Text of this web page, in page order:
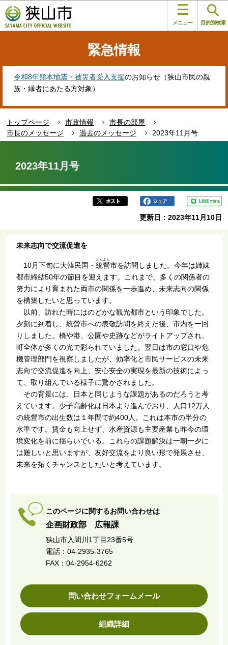
の
ペ
す
メニュー 目的別検索
緊急情報
令和8年熊本地震・被災者受入支援のお知らせ（狭山市民の親
族・縁者にあたる方対象）
トップページ 市政情報
市長の部屋
市長のメッセージ
過去のメッセージ
2023年11月号
か
2023年11月号
更新日：2023年11月10日
未来志向で交流促進を
10月下旬に大韓民国・ 統營
とんよん
市を訪問しました。今年は姉妹
都市締結50年の節目を迎えます。これまで、多くの関係者の
努力により育まれた両市の関係を一歩進め、未来志向の関係
を構築したいと思っています。
以前、訪れた時にはのどかな観光都市という印象でした。
夕刻に到着し、統營市への表敬訪問を終えた後、市内を一回
りしました。橋や港、公園や史跡などがライトアップされ、
町全体が多くの光で彩られていました。翌日は市の窓口や危
機管理部門を視察しましたが、効率化と市民サービスの未来
志向で交流促進を向上、安心安全の実現を最新の技術によっ
て、取り組んでいる様子に驚かされました。
その背景には、日本と同じような課題があるのだろうと考
えています。少子高齢化は日本より進んでおり、人口12万人
の統營市の出生数は１年間で約400人。これは本市の半分の
水準です。賃金も向上せず、水産資源も主要産業も昨今の環
境変化を前に揺らいでいる。これらの課題解決は一朝一夕に
は難しいと思いますが、友好交流をより良い形で発展させ、
未来を拓くチャンスとしたいと考えています。
このページに関するお問い合わせは
企画財政部 広報課
狭山市入間川1丁目23番5号
電話：04-2935-3765
FAX：04-2954-6262
問い合わせフォームメール
組織詳細